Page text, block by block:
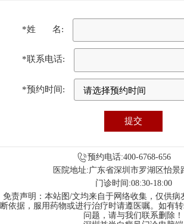
*姓 名:
*联系电话:
*预约时间:
预约电话:400-6768-656
医院地址:广东省深圳市罗湖区怡景
门诊时间:08:30-18:00
免责声明：本站图/文均来自于网络收集，仅供病
断依据，服用药物或进行治疗时请遵医嘱。如有
问题，请与我们联系删除！